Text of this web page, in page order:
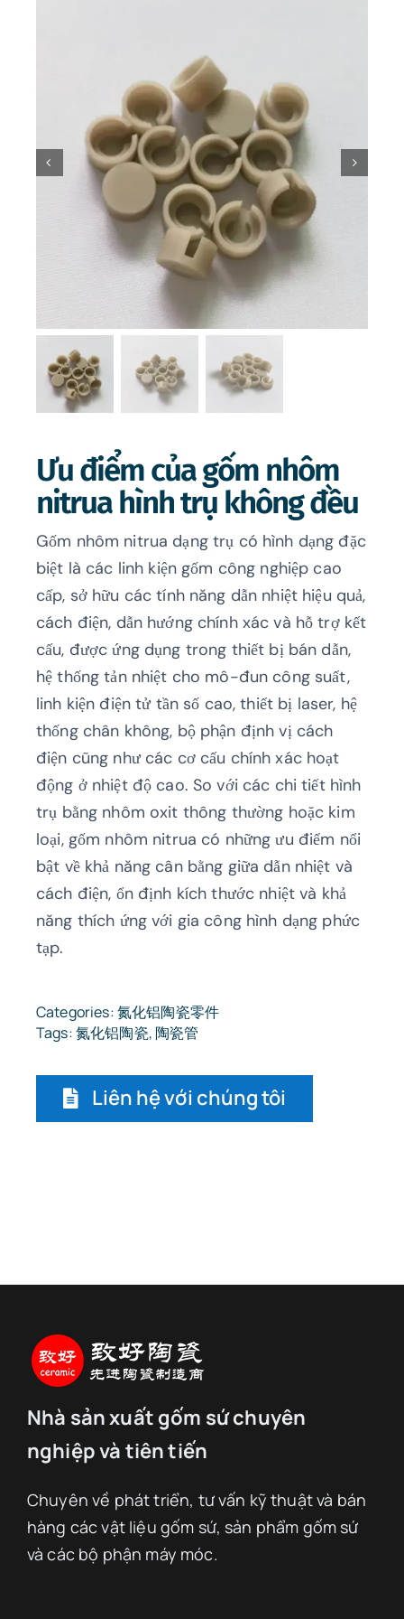
Kiến thức về gốm sứ
Ưu điểm của gốm nhôm
nitrua hình trụ không đều
Gốm nhôm nitrua dạng trụ có hình dạng đặc
biệt là các linh kiện gốm công nghiệp cao
cấp, sở hữu các tính năng dẫn nhiệt hiệu quả,
cách điện, dẫn hướng chính xác và hỗ trợ kết
cấu, được ứng dụng trong thiết bị bán dẫn,
hệ thống tản nhiệt cho mô-đun công suất,
linh kiện điện tử tần số cao, thiết bị laser, hệ
thống chân không, bộ phận định vị cách
điện cũng như các cơ cấu chính xác hoạt
động ở nhiệt độ cao. So với các chi tiết hình
trụ bằng nhôm oxit thông thường hoặc kim
loại, gốm nhôm nitrua có những ưu điểm nổi
bật về khả năng cân bằng giữa dẫn nhiệt và
cách điện, ổn định kích thước nhiệt và khả
năng thích ứng với gia công hình dạng phức
tạp.
Categories:氮化铝陶瓷零件
Tags:氮化铝陶瓷, 陶瓷管
Liên hệ với chúng tôi
Nhà sản xuất gốm sứ chuyên
nghiệp và tiên tiến
Chuyên về phát triển, tư vấn kỹ thuật và bán
hàng các vật liệu gốm sứ, sản phẩm gốm sứ
và các bộ phận máy móc.